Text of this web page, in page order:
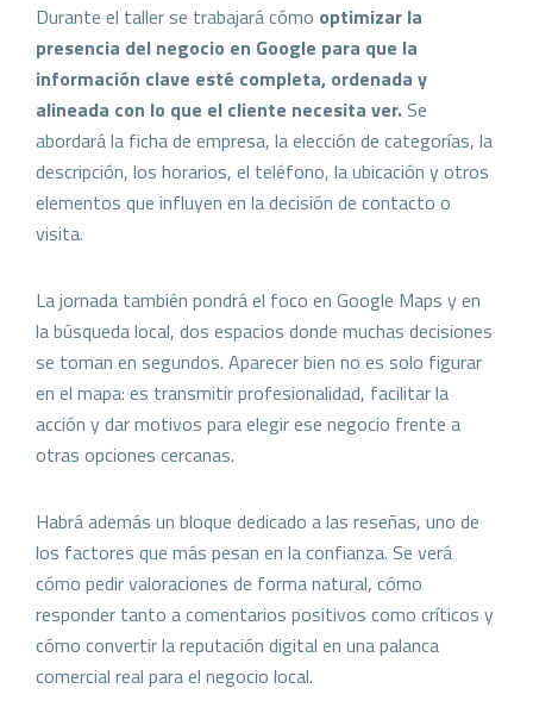
Durante el taller se trabajará cómo optimizar la
presencia del negocio en Google para que la
información clave esté completa, ordenada y
alineada con lo que el cliente necesita ver. Se
abordará la ficha de empresa, la elección de categorías, la
descripción, los horarios, el teléfono, la ubicación y otros
elementos que influyen en la decisión de contacto o
visita.
La jornada también pondrá el foco en Google Maps y en
la búsqueda local, dos espacios donde muchas decisiones
se toman en segundos. Aparecer bien no es solo figurar
en el mapa: es transmitir profesionalidad, facilitar la
acción y dar motivos para elegir ese negocio frente a
otras opciones cercanas.
Habrá además un bloque dedicado a las reseñas, uno de
los factores que más pesan en la confianza. Se verá
cómo pedir valoraciones de forma natural, cómo
responder tanto a comentarios positivos como críticos y
cómo convertir la reputación digital en una palanca
comercial real para el negocio local.